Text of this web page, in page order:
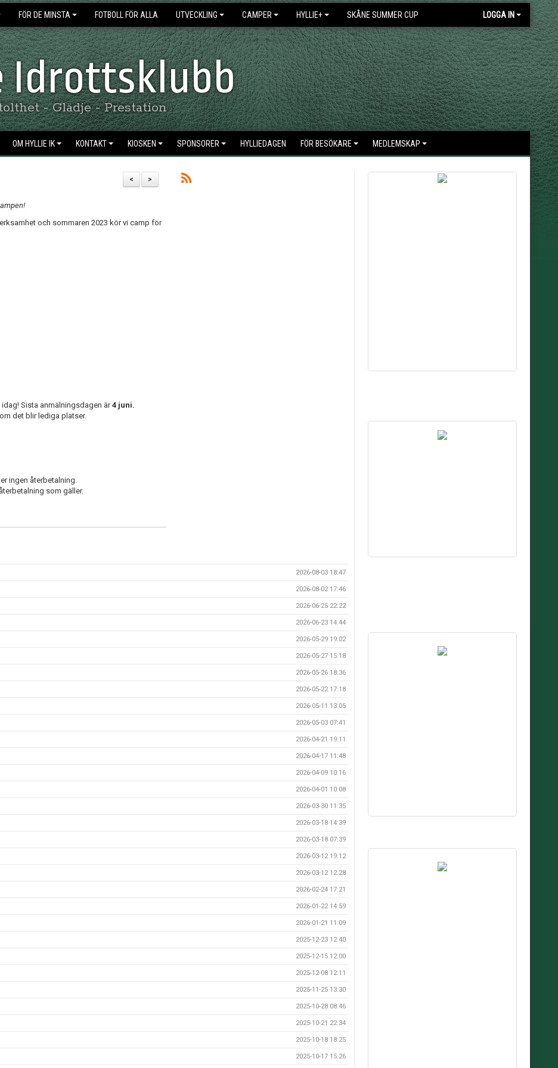
FÖR DE MINSTA FOTBOLL FÖR ALLA UTVECKLING CAMPER HYLLIE+ SKÅNE SUMMER CUP LOGGA IN
Idrottsklubb
- Glädje - Prestation
OM HYLLIE IK KONTAKT KIOSKEN SPONSORER HYLLIEDAGEN FÖR BESÖKARE MEDLEMSKAP
>
<
och sommaren 2023 kör vi camp för
Sista anmälningsdagen är4 juni.
det blir lediga platser.
ingen återbetalning.
som gäller.
2026-08-03 18:47
2026-08-02 17:46
2026-06-25 22:22
2026-06-23 14:44
2026-05-29 19:02
2026-05-27 15:18
2026-05-26 18:36
2026-05-22 17:18
2026-05-11 13:05
2026-05-03 07:41
2026-04-21 19:11
2026-04-17 11:48
2026-04-09 10:16
2026-04-01 10:08
2026-03-30 11:35
2026-03-18 14:39
2026-03-18 07:39
2026-03-12 19:12
2026-03-12 12:28
2026-02-24 17:21
2026-01-22 14:59
2026-01-21 11:09
2025-12-23 12:40
2025-12-15 12:00
2025-12-08 12:11
2025-11-25 13:30
2025-10-28 08:46
2025-10-21 22:34
2025-10-18 18:25
2025-10-17 15:26